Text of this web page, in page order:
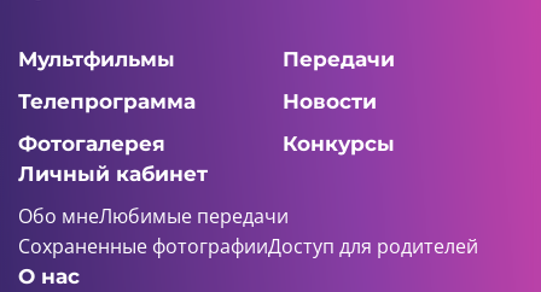
Мультфильмы
Передачи
Телепрограмма
Новости
Фотогалерея
Конкурсы
Личный кабинет
Обо мнеЛюбимые передачи
Сохраненные фотографииДоступ для родителей
О нас